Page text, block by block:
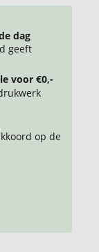
dag
geeft
voor €0,-
op de